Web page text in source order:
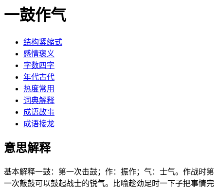
一鼓作气
结构紧缩式
感情褒义
字数四字
年代古代
热度常用
词典解释
成语故事
成语接龙
意思解释
基本解释一鼓：第一次击鼓；作：振作；气：士气。作战时第
一次敲鼓可以鼓起战士的锐气。比喻趁劲足时一下子把事情完